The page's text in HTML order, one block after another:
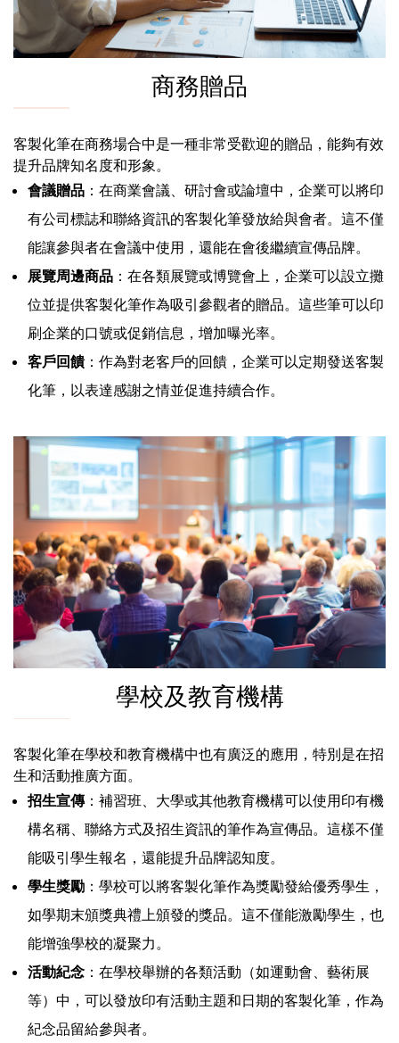
商務贈品
客製化筆在商務場合中是一種非常受歡迎的贈品，能夠有效
提升品牌知名度和形象。
會議贈品 ：在商業會議、研討會或論壇中，企業可以將印
有公司標誌和聯絡資訊的客製化筆發放給與會者。這不僅
能讓參與者在會議中使用，還能在會後繼續宣傳品牌。
展覽周邊商品 ：在各類展覽或博覽會上，企業可以設立攤
位並提供客製化筆作為吸引參觀者的贈品。這些筆可以印
刷企業的口號或促銷信息，增加曝光率。
客戶回饋：作為對老客戶的回饋，企業可以定期發送客製
化筆，以表達感謝之情並促進持續合作。
學校及教育機構
客製化筆在學校和教育機構中也有廣泛的應用，特別是在招
生和活動推廣方面。
招生宣傳：補習班、大學或其他教育機構可以使用印有機
構名稱、聯絡方式及招生資訊的筆作為宣傳品。這樣不僅
能吸引學生報名，還能提升品牌認知度。
學生獎勵 ：學校可以將客製化筆作為獎勵發給優秀學生，
如學期末頒獎典禮上頒發的獎品。這不僅能激勵學生，也
能增強學校的凝聚力。
活動紀念 ：在學校舉辦的各類活動（如運動會、藝術展
等）中，可以發放印有活動主題和日期的客製化筆，作為
紀念品留給參與者。